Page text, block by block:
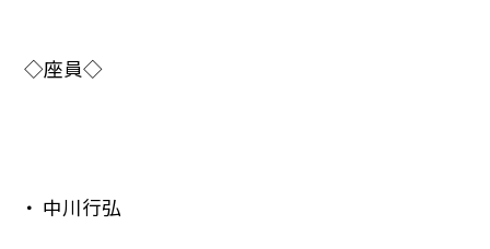
◇座員◇
中川行弘